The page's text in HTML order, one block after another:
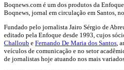
Boqnews.com é um dos produtos da
Boqnews, jornal em circulação em Santos,
Fundado pelo jornalista Jairo Sérgio de
editado pela Enfoque desde 1993, cujos
Challoub e Fernando De Maria dos Santos ,
veículos de comunicação e no setor
de jornalistas hoje atuando nos mais